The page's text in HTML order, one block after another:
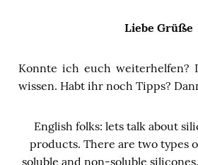
Liebe Grüße
Konnte ich euch weiterhelfen?
wissen. Habt ihr noch Tipps?
English folks: lets talk about
products. There are two types
soluble and non-soluble